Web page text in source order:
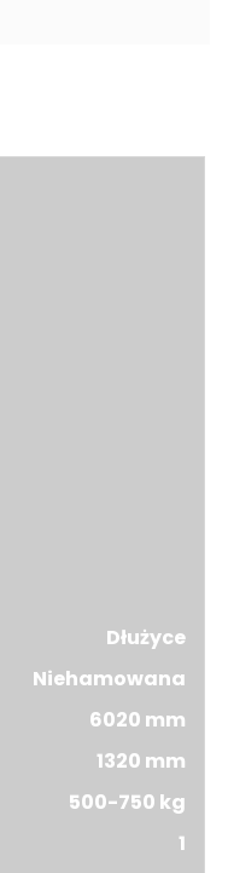
Dłużyce
Niehamowana
6020 mm
1320 mm
500-750 kg
1